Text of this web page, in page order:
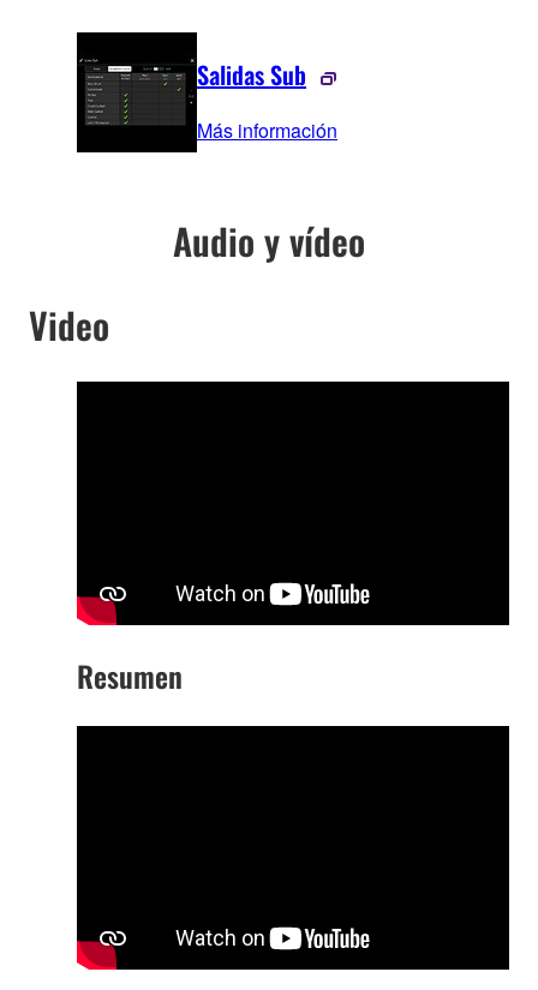
Salidas Sub
Más información
Audio y vídeo
Video
Resumen